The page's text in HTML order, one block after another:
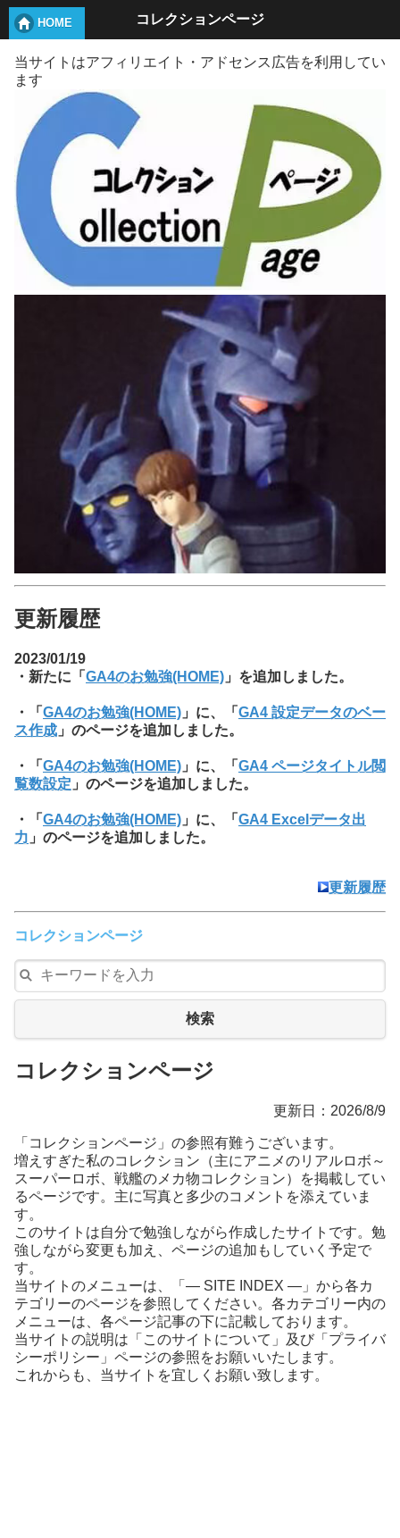
コレクションページ
HOME
当サイトはアフィリエイト・アドセンス広告を利用してい
ます
更新履歴
2023/01/19
・新たに「 GA4のお勉強(HOME) 」を追加しました。
・「 GA4のお勉強(HOME) 」に、「 GA4 設定データのベー
ス作成 」のページを追加しました。
・「 GA4のお勉強(HOME) 」に、「 GA4 ページタイトル閲
覧数設定 」のページを追加しました。
・「 GA4のお勉強(HOME) 」に、「 GA4 Excelデータ出
力 」のページを追加しました。
更新履歴
コレクションページ
検索
コレクションページ
更新日：2026/8/9
「コレクションページ」の参照有難うございます。
増えすぎた私のコレクション（主にアニメのリアルロボ～
スーパーロボ、戦艦のメカ物コレクション）を掲載してい
るページです。主に写真と多少のコメントを添えていま
す。
このサイトは自分で勉強しながら作成したサイトです。勉
強しながら変更も加え、ページの追加もしていく予定で
す。
当サイトのメニューは、「― SITE INDEX ―」から各カ
テゴリーのページを参照してください。各カテゴリー内の
メニューは、各ページ記事の下に記載しております。
当サイトの説明は「このサイトについて」及び「プライバ
シーポリシー」ページの参照をお願いいたします。
これからも、当サイトを宜しくお願い致します。